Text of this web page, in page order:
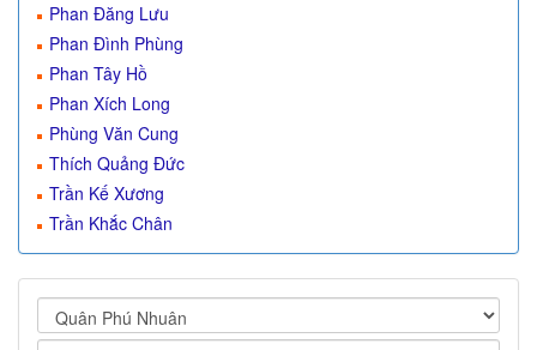
Phan Đăng Lưu
Phan Đình Phùng
Phan Tây Hồ
Phan Xích Long
Phùng Văn Cung
Thích Quảng Đức
Trần Kế Xương
Trần Khắc Chân